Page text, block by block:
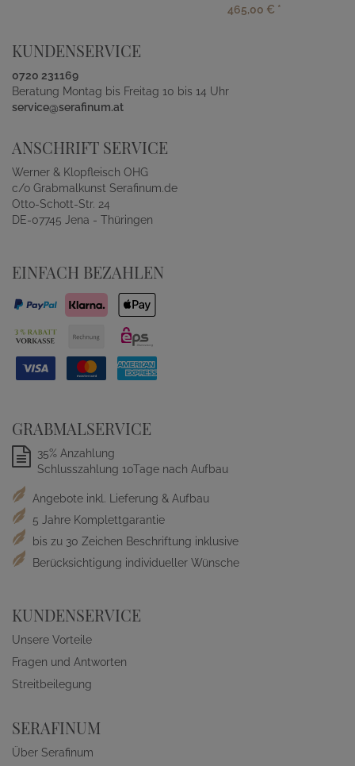
465,00 € *
KUNDENSERVICE
0720 231169
Beratung Montag bis Freitag 10 bis 14 Uhr
service@serafinum.at
ANSCHRIFT SERVICE
Werner & Klopfleisch OHG
c/o Grabmalkunst Serafinum.de
Otto-Schott-Str. 24
DE-07745 Jena - Thüringen
EINFACH BEZAHLEN
GRABMALSERVICE
35% Anzahlung
Schlusszahlung 10Tage nach Aufbau
Angebote inkl. Lieferung & Aufbau
5 Jahre Komplettgarantie
bis zu 30 Zeichen Beschriftung inklusive
Berücksichtigung individueller Wünsche
KUNDENSERVICE
Unsere Vorteile
Fragen und Antworten
Streitbeilegung
SERAFINUM
Über Serafinum